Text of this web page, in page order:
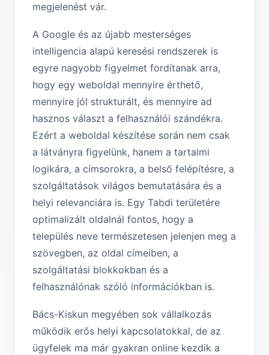
megjelenést vár.
A Google és az újabb mesterséges
intelligencia alapú keresési rendszerek is
egyre nagyobb figyelmet fordítanak arra,
hogy egy weboldal mennyire érthető,
mennyire jól strukturált, és mennyire ad
hasznos választ a felhasználói szándékra.
Ezért a weboldal készítése során nem csak
a látványra figyelünk, hanem a tartalmi
logikára, a címsorokra, a belső felépítésre, a
szolgáltatások világos bemutatására és a
helyi relevanciára is. Egy Tabdi területére
optimalizált oldalnál fontos, hogy a
település neve természetesen jelenjen meg a
szövegben, az oldal címeiben, a
szolgáltatási blokkokban és a
felhasználónak szóló információkban is.
Bács-Kiskun megyében sok vállalkozás
működik erős helyi kapcsolatokkal, de az
ügyfelek ma már gyakran online kezdik a